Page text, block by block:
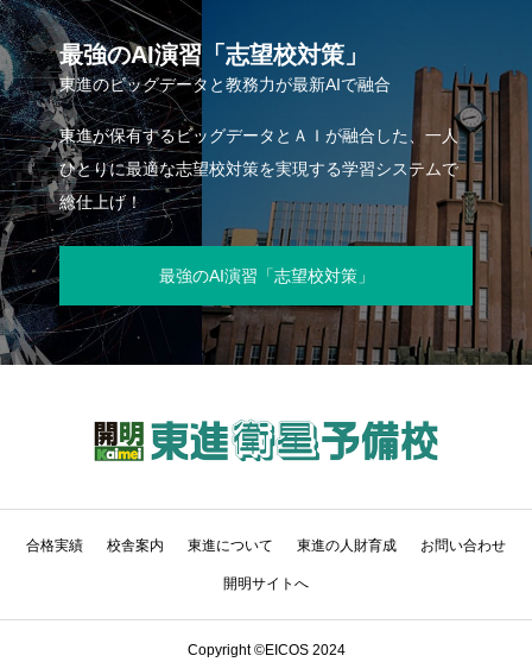
最強のAI演習「志望校対策」
東進のビッグデータと教務力が最新AIで融合
東進が保有するビッグデータとＡＩが融合した、一人
ひとりに最適な志望校対策を実現する学習システムで
総仕上げ！
最強のAI演習「志望校対策」
合格実績 校舎案内 東進について 東進の人財育成 お問い合わせ
開明サイトへ
Copyright ©EICOS 2024